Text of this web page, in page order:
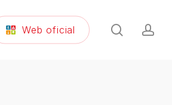
Web oficial search